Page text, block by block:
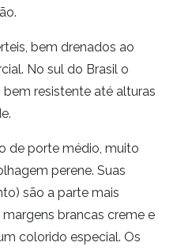
bem drenados ao
No sul do Brasil o
resistente até alturas
de porte médio, muito
perene. Suas
são a parte mais
brancas creme e
colorido especial. Os